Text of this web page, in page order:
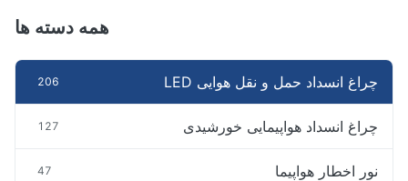
همه دسته ها
چراغ انسداد حمل و نقل هوایی LED 206
چراغ انسداد هواپیمایی خورشیدی 127
نور اخطار هواپیما 47